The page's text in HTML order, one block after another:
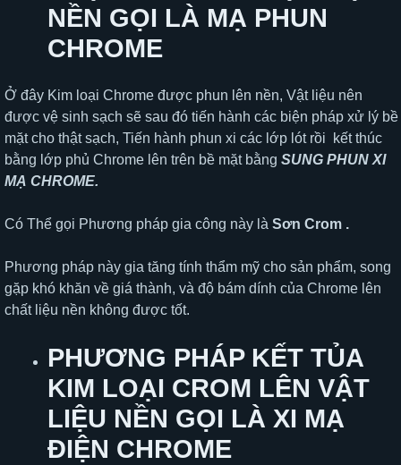
NỀN GỌI LÀ MẠ PHUN
CHROME
Ở đây Kim loại Chrome được phun lên nền, Vật liệu nên
được vệ sinh sạch sẽ sau đó tiến hành các biện pháp xử lý bề
mặt cho thật sạch, Tiến hành phun xi các lớp lót rồi kết thúc
bằng lớp phủ Chrome lên trên bề mặt bằng SUNG PHUN XI
MẠ CHROME.
Có Thể gọi Phương pháp gia công này là Sơn Crom .
Phương pháp này gia tăng tính thẩm mỹ cho sản phẩm, song
gặp khó khăn về giá thành, và độ bám dính của Chrome lên
chất liệu nền không được tốt.
PHƯƠNG PHÁP KẾT TỦA
KIM LOẠI CROM LÊN VẬT
LIỆU NỀN GỌI LÀ XI MẠ
ĐIỆN CHROME